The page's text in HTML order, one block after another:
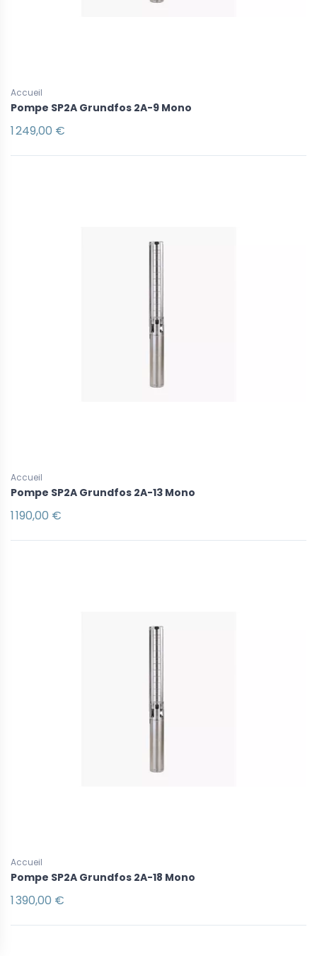
Accueil
Pompe SP2A Grundfos 2A-9 Mono
1 249,00 €
Accueil
Pompe SP2A Grundfos 2A-13 Mono
1 190,00 €
Accueil
Pompe SP2A Grundfos 2A-18 Mono
1 390,00 €